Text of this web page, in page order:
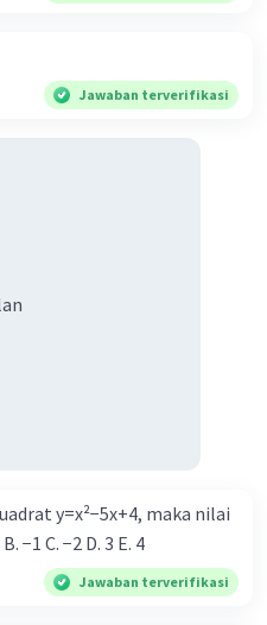
Jawaban terverifikasi
y=x²−5x+4, maka nilai
−1 C. −2 D. 3 E. 4
Jawaban terverifikasi